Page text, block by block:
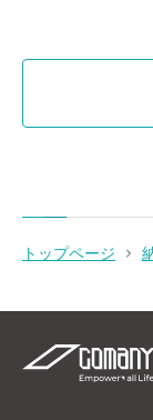
トップページ